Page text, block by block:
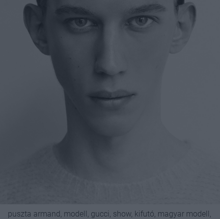
puszta armand, modell, gucci, show, kifutó, magyar modell,